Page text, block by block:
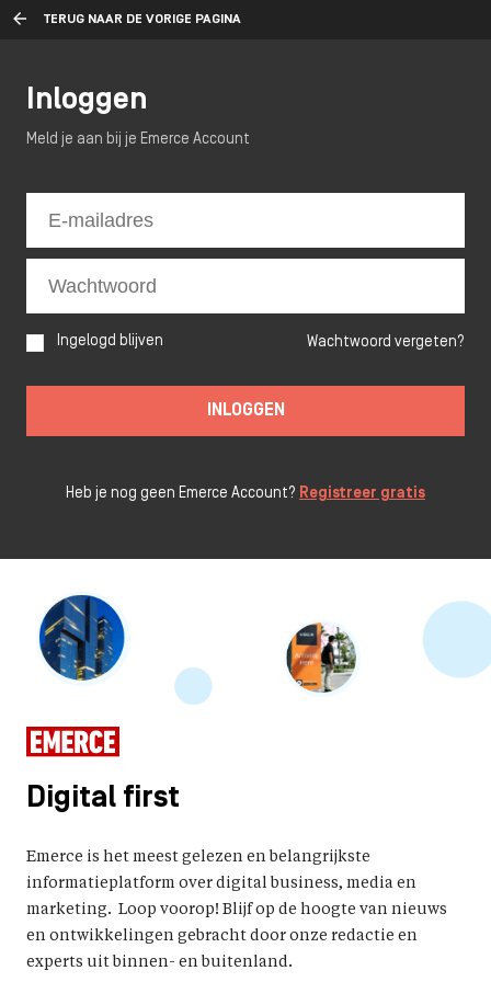
TERUG NAAR DE VORIGE PAGINA
Digital first
Emerce is het meest gelezen en belangrijkste
informatieplatform over digital business, media en
marketing. Loop voorop! Blijf op de hoogte van nieuws
en ontwikkelingen gebracht door onze redactie en
experts uit binnen- en buitenland.
Inloggen
Meld je aan bij je Emerce Account
Ingelogd blijven Wachtwoord vergeten?
INLOGGEN
Heb je nog geen Emerce Account? Registreer gratis